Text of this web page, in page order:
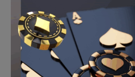
為此分外找到博物館一名懂意大利
事說，大衛作為名字，意大利語是
朗基羅的這個雕塑，意大利人也說
了珍藏這個雕塑的佛羅倫薩美術館的
提到這個雕塑也是用的David。”
鵬飛已經向挑錯網友收回邀請，但